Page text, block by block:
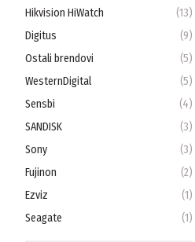
Hikvision HiWatch
(13)
Digitus
(9)
Ostali brendovi
(5)
WesternDigital
(5)
Sensbi
(4)
SANDISK
(3)
Sony
(3)
Fujinon
(2)
Ezviz
(1)
Seagate
(1)